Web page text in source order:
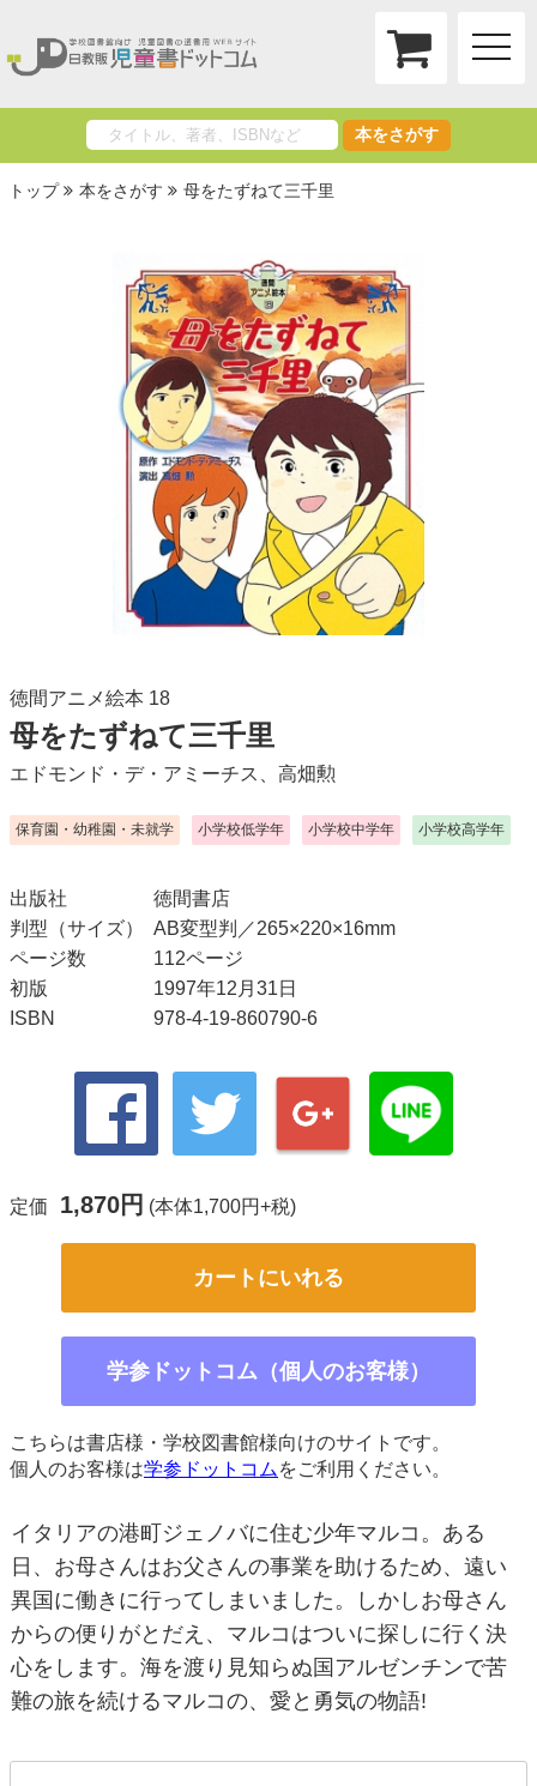
toggle
本をさがす
トップ 本をさがす 母をたずねて三千里
徳間アニメ絵本 18
母をたずねて三千里
エドモンド・デ・アミーチス 高畑勲
保育園・幼稚園・未就学 小学校低学年 小学校中学年 小学校高学年
出版社
徳間書店
判型（サイズ）
AB変型判／265×220×16mm
ページ数
112ページ
初版
1997年12月31日
ISBN
978-4-19-860790-6
定価 1,870円 (本体1,700円+税)
カートにいれる
学参ドットコム（個人のお客様）
こちらは書店様・学校図書館様向けのサイトです。
個人のお客様は学参ドットコム をご利用ください。
イタリアの港町ジェノバに住む少年マルコ。ある
日、お母さんはお父さんの事業を助けるため、遠い
異国に働きに行ってしまいました。しかしお母さん
からの便りがとだえ、マルコはついに探しに行く決
心をします。海を渡り見知らぬ国アルゼンチンで苦
難の旅を続けるマルコの、愛と勇気の物語!